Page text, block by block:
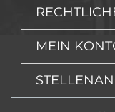
MEIN